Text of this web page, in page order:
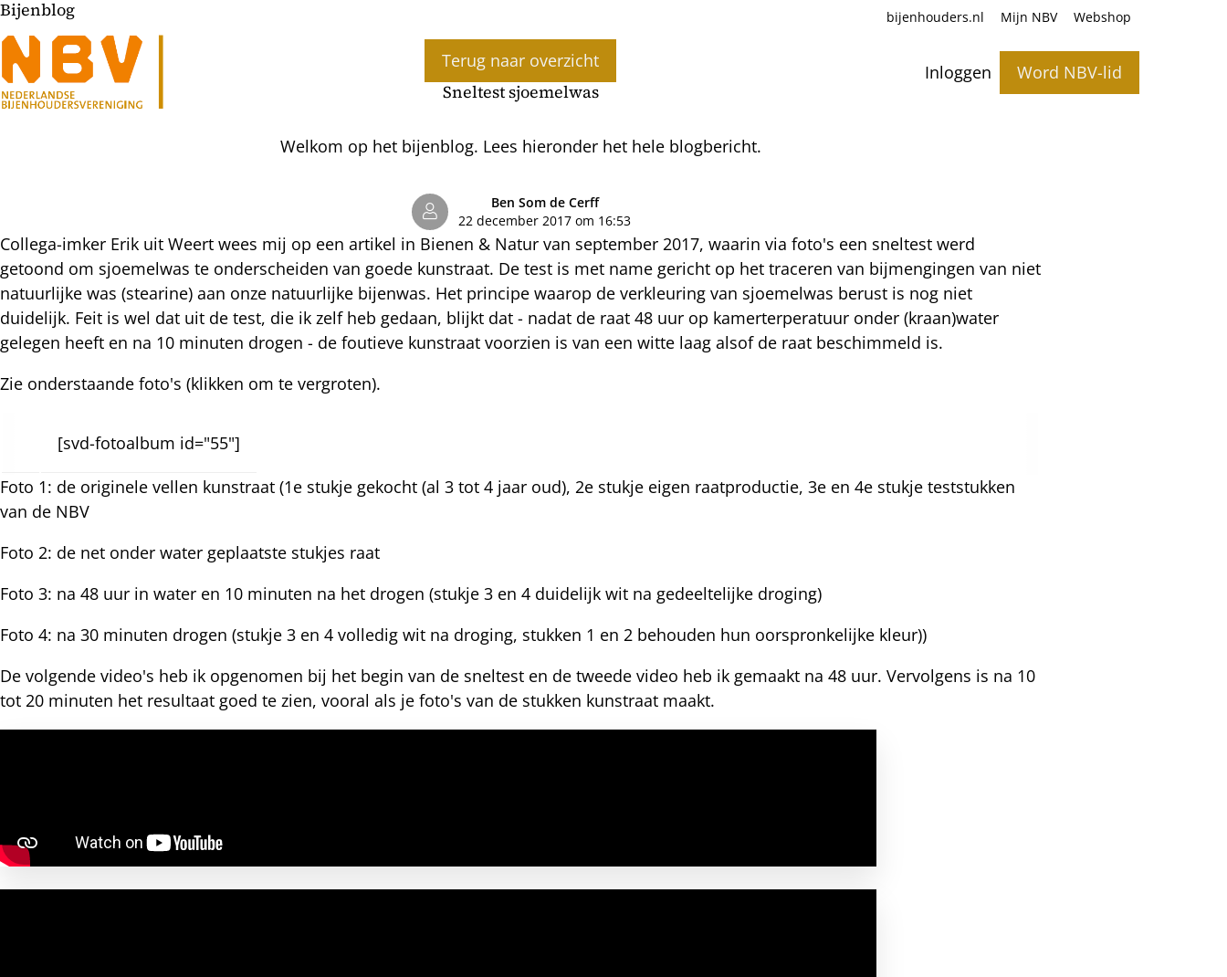
Inloggen Word NBV-lid
bijenhouders.nl Mijn NBV Webshop
Bijenblog
Terug naar overzicht
Sneltest sjoemelwas
Welkom op het bijenblog. Lees hieronder het hele blogbericht.
Ben Som de Cerff
22 december 2017 om 16:53
Collega-imker Erik uit Weert wees mij op een artikel in Bienen & Natur van september 2017, waarin via foto's een sneltest werd
getoond om sjoemelwas te onderscheiden van goede kunstraat. De test is met name gericht op het traceren van bijmengingen van niet
natuurlijke was (stearine) aan onze natuurlijke bijenwas. Het principe waarop de verkleuring van sjoemelwas berust is nog niet
duidelijk. Feit is wel dat uit de test, die ik zelf heb gedaan, blijkt dat - nadat de raat 48 uur op kamerterperatuur onder (kraan)water
gelegen heeft en na 10 minuten drogen - de foutieve kunstraat voorzien is van een witte laag alsof de raat beschimmeld is.
Zie onderstaande foto's (klikken om te vergroten).
[svd-fotoalbum id="55"]
Foto 1: de originele vellen kunstraat (1e stukje gekocht (al 3 tot 4 jaar oud), 2e stukje eigen raatproductie, 3e en 4e stukje teststukken
van de NBV
Foto 2: de net onder water geplaatste stukjes raat
Foto 3: na 48 uur in water en 10 minuten na het drogen (stukje 3 en 4 duidelijk wit na gedeeltelijke droging)
Foto 4: na 30 minuten drogen (stukje 3 en 4 volledig wit na droging, stukken 1 en 2 behouden hun oorspronkelijke kleur))
De volgende video's heb ik opgenomen bij het begin van de sneltest en de tweede video heb ik gemaakt na 48 uur. Vervolgens is na 10
tot 20 minuten het resultaat goed te zien, vooral als je foto's van de stukken kunstraat maakt.